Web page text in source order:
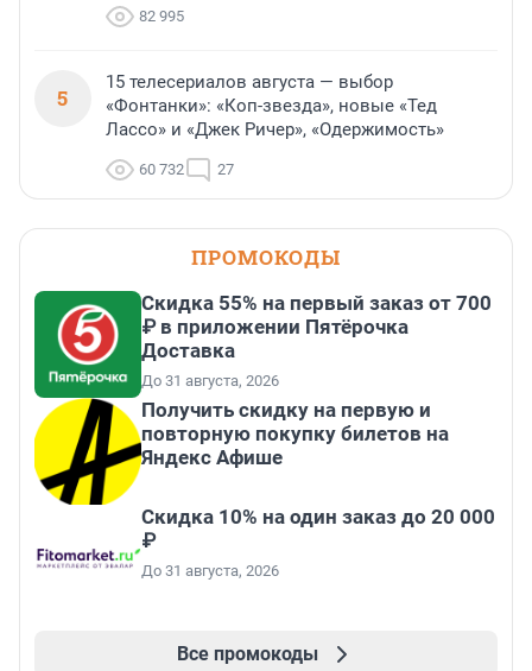
82 995
5
15 телесериалов августа — выбор
«Фонтанки»: «Коп-звезда», новые «Тед
Лассо» и «Джек Ричер», «Одержимость»
60 732 27
ПРОМОКОДЫ
Скидка 55% на первый заказ от 700
₽ в приложении Пятёрочка
Доставка
До 31 августа, 2026
Получить скидку на первую и
повторную покупку билетов на
Яндекс Афише
Скидка 10% на один заказ до 20 000
₽
До 31 августа, 2026
Все промокоды